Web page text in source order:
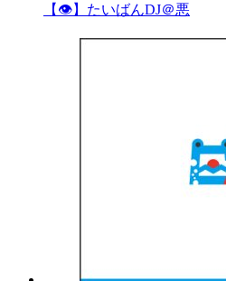
【👁】たいばんDJ＠悪